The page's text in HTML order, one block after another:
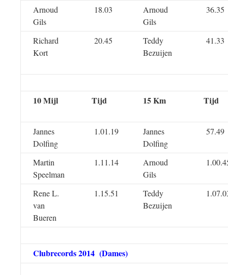
Arnoud
Gils
18.03
Arnoud
Gils
36.35
Richard
Kort
20.45
Teddy
Bezuijen
41.33
10 Mijl Tijd 15 Km Tijd
Jannes
Dolfing
1.01.19
Jannes
Dolfing
57.49
Martin
Speelman
1.11.14
Arnoud
Gils
Rene L.
van
Bueren
1.15.51
Teddy
Bezuijen
Clubrecords 2014 (Dames)